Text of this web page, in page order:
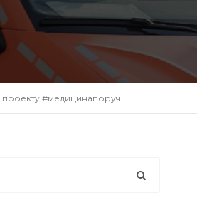
проекту #медицинапоруч